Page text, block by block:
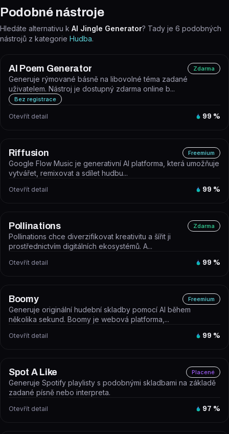
Podobné nástroje
Hledáte alternativu k AI Jingle Generator? Tady je 6 podobných
nástrojů z kategorie Hudba.
AI Poem Generator Zdarma
Generuje rýmované básně na libovolné téma zadané
uživatelem. Nástroj je dostupný zdarma online b...
Bez registrace
Otevřít detail 99 %
Riffusion Freemium
Google Flow Music je generativní AI platforma, která umožňuje
vytvářet, remixovat a sdílet hudbu...
Otevřít detail 99 %
Pollinations Zdarma
Pollinations chce diverzifikovat kreativitu a šířit ji
prostřednictvím digitálních ekosystémů. A...
Otevřít detail 99 %
Boomy Freemium
Generuje originální hudební skladby pomocí AI během
několika sekund. Boomy je webová platforma,...
Otevřít detail 99 %
Spot A Like Placené
Generuje Spotify playlisty s podobnými skladbami na základě
zadané písně nebo interpreta.
Otevřít detail 97 %